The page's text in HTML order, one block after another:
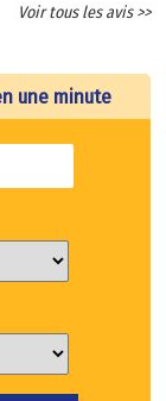
Voir tous les avis >>
une minute